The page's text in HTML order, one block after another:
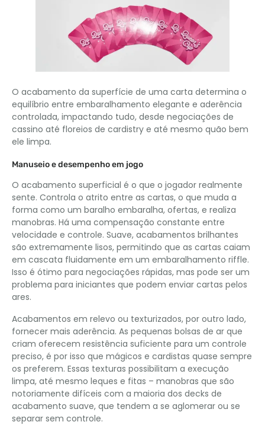
O acabamento da superfície de uma carta determina o
equilíbrio entre embaralhamento elegante e aderência
controlada, impactando tudo, desde negociações de
cassino até floreios de cardistry e até mesmo quão bem
ele limpa.
Manuseio e desempenho em jogo
O acabamento superficial é o que o jogador realmente
sente. Controla o atrito entre as cartas, o que muda a
forma como um baralho embaralha, ofertas, e realiza
manobras. Há uma compensação constante entre
velocidade e controle. Suave, acabamentos brilhantes
são extremamente lisos, permitindo que as cartas caiam
em cascata fluidamente em um embaralhamento riffle.
Isso é ótimo para negociações rápidas, mas pode ser um
problema para iniciantes que podem enviar cartas pelos
ares.
Acabamentos em relevo ou texturizados, por outro lado,
fornecer mais aderência. As pequenas bolsas de ar que
criam oferecem resistência suficiente para um controle
preciso, é por isso que mágicos e cardistas quase sempre
os preferem. Essas texturas possibilitam a execução
limpa, até mesmo leques e fitas – manobras que são
notoriamente difíceis com a maioria dos decks de
acabamento suave, que tendem a se aglomerar ou se
separar sem controle.